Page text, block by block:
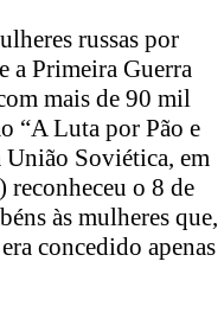
russas por
a Primeira Guerra
mais de 90 mil
“A Luta por Pão e
Soviética, em
reconheceu o 8 de
às mulheres que,
concedido apenas